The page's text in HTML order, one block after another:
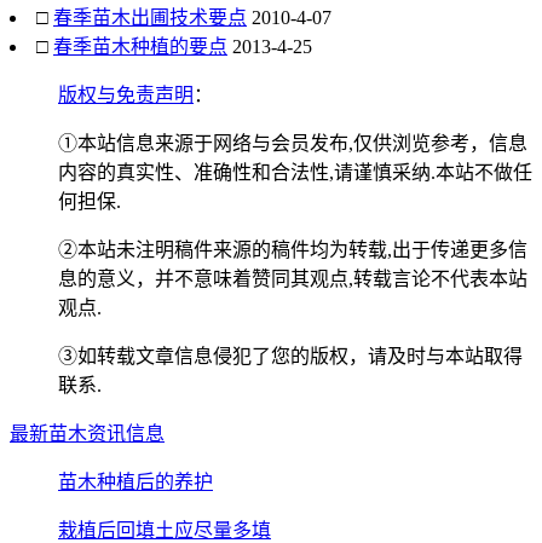
□ 春季苗木出圃技术要点 2010-4-07
□ 春季苗木种植的要点 2013-4-25
版权与免责声明 ：
①本站信息来源于网络与会员发布,仅供浏览参考，信息
内容的真实性、准确性和合法性,请谨慎采纳.本站不做任
何担保.
②本站未注明稿件来源的稿件均为转载,出于传递更多信
息的意义，并不意味着赞同其观点,转载言论不代表本站
观点.
③如转载文章信息侵犯了您的版权，请及时与本站取得
联系.
最新苗木资讯信息
苗木种植后的养护
栽植后回填土应尽量多填